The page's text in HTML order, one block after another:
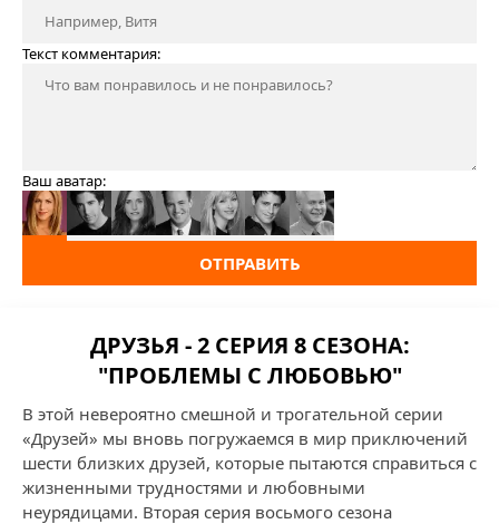
Текст комментария:
Ваш аватар:
ОТПРАВИТЬ
ДРУЗЬЯ - 2 СЕРИЯ 8 СЕЗОНА:
"ПРОБЛЕМЫ С ЛЮБОВЬЮ"
В этой невероятно смешной и трогательной серии
«Друзей» мы вновь погружаемся в мир приключений
шести близких друзей, которые пытаются справиться с
жизненными трудностями и любовными
неурядицами. Вторая серия восьмого сезона